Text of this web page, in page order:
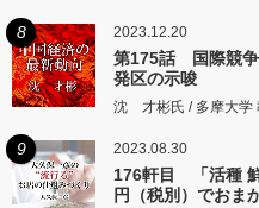
8 2023.12.20
第175話 国際競争
発区の示唆
沈 才彬氏 / 多摩大学
9 2023.08.30
176軒目 「活種
円（税別）でおま